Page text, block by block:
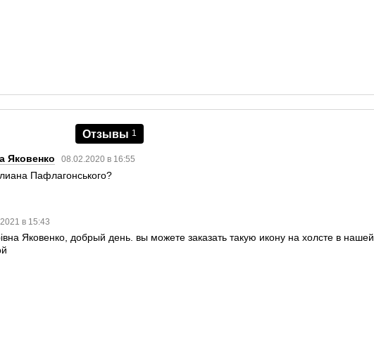
Отзывы 1
Яковенко 08.02.2020 в 16:55
Пафлагонського?
в 15:43
Яковенко, добрый день. вы можете заказать такую икону на холсте в нашей